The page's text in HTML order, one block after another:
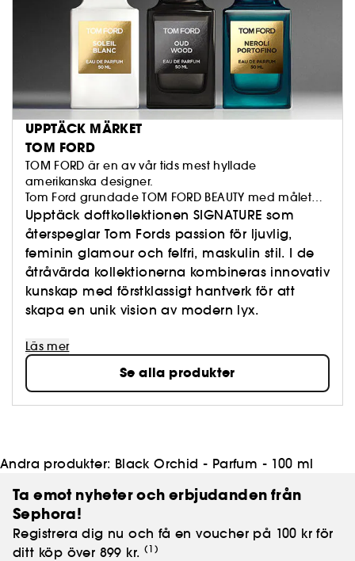
UPPTÄCK MÄRKET
TOM FORD
TOM FORD är en av vår tids mest hyllade
amerikanska designer.
Tom Ford grundade TOM FORD BEAUTY med målet
att omdefiniera modern lyx för 2000-talet. Hans
namn står för tidlös elegans med sex appeal, hög
kvalitet och utmärkt hantverk.
Upptäck doftkollektionen SIGNATURE som
återspeglar Tom Fords passion för ljuvlig,
feminin glamour och felfri, maskulin stil. I de
åtråvärda kollektionerna kombineras innovativ
kunskap med förstklassigt hantverk för att
skapa en unik vision av modern lyx.
Läs mer
Se alla produkter
Andra produkter: Black Orchid - Parfum - 100 ml
Ta emot nyheter och erbjudanden från
Sephora!
Registrera dig nu och få en voucher på 100 kr för
ditt köp över 899 kr. (1)